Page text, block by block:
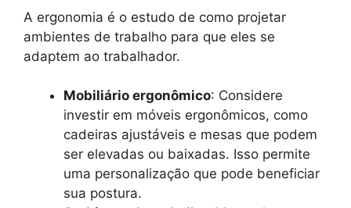
A ergonomia é o estudo de como projetar
ambientes de trabalho para que eles se
adaptem ao trabalhador.
Mobiliário ergonômico: Considere
investir em móveis ergonômicos, como
cadeiras ajustáveis e mesas que podem
ser elevadas ou baixadas. Isso permite
uma personalização que pode beneficiar
sua postura.